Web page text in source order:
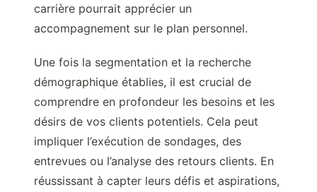
carrière pourrait apprécier un
accompagnement sur le plan personnel.
Une fois la segmentation et la recherche
démographique établies, il est crucial de
comprendre en profondeur les besoins et les
désirs de vos clients potentiels. Cela peut
impliquer l’exécution de sondages, des
entrevues ou l’analyse des retours clients. En
réussissant à capter leurs défis et aspirations,